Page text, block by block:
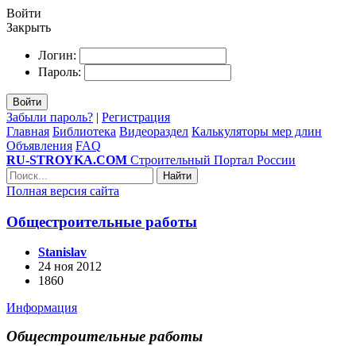
Войти
Закрыть
Логин:
Пароль:
Войти
Забыли пароль? | Регистрация
Главная Библиотека Видеораздел Калькуляторы мер длин
Объявления FAQ
RU-STROYKA.COM Строительный Портал России
Найти
Полная версия сайта
Общестроительные работы
Stanislav
24 ноя 2012
1860
Информация
Общестроительные работы